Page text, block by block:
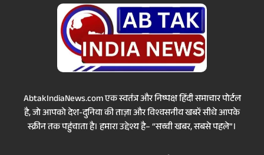
AbtakIndiaNews.com एक स्वतंत्र और निष्पक्ष हिंदी समाचार पोर्टल
है, जो आपको देश-दुनिया की ताज़ा और विश्वसनीय खबरें सीधे आपके
स्क्रीन तक पहुंचाता है। हमारा उद्देश्य है– “सच्ची खबर, सबसे पहले”।